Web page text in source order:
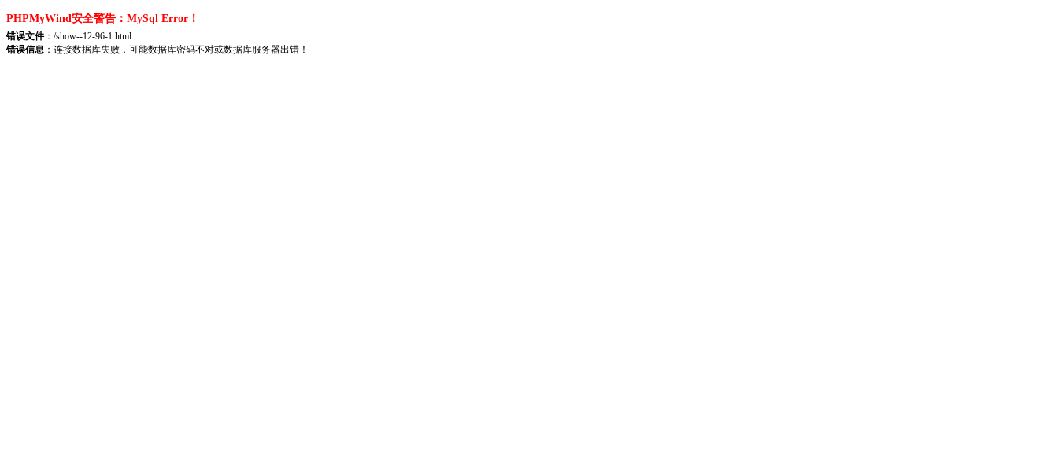
PHPMyWind安全警告：MySql Error！
错误文件：/show--12-96-1.html
错误信息 ：连接数据库失败，可能数据库密码不对或数据库服务器出错！